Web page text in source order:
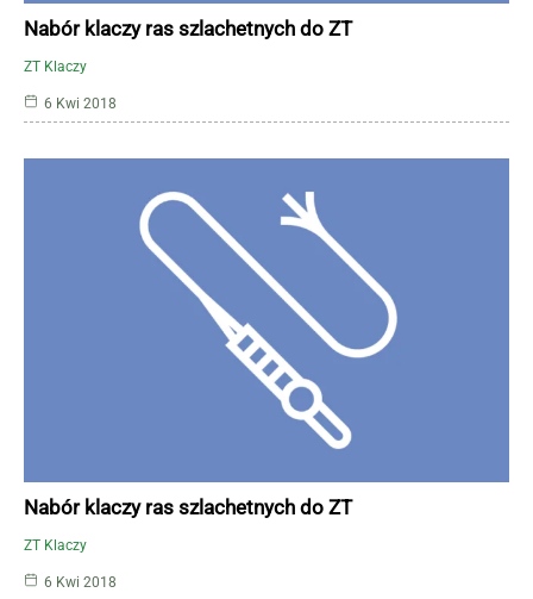
ZT Klaczy
Nabór klaczy ras szlachetnych do ZT
6 Kwi 2018
ZT Klaczy
Nabór klaczy ras szlachetnych do ZT
6 Kwi 2018